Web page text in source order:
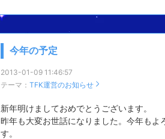
今年の予定
2013-01-09 11:46:57
テーマ： TFK運営のお知らせ
新年明けましておめでとうございます。
昨年も大変お世話になりました。今年もよ
す。